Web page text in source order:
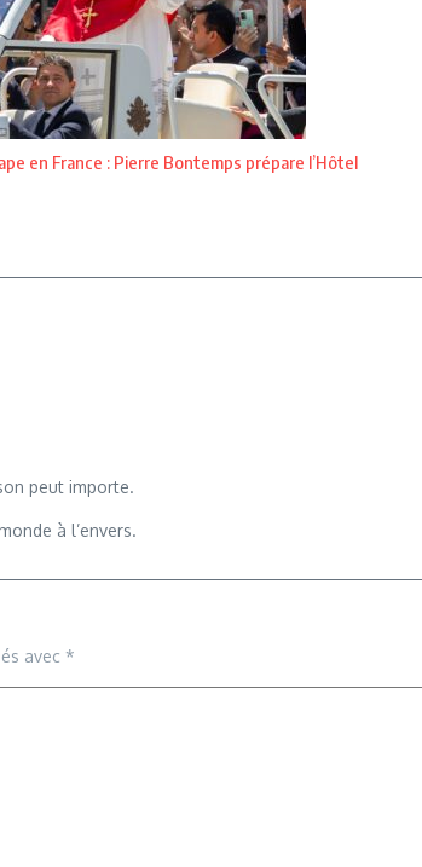
en France : Pierre Bontemps prépare l’Hôtel
peut importe.
à l’envers.
avec *